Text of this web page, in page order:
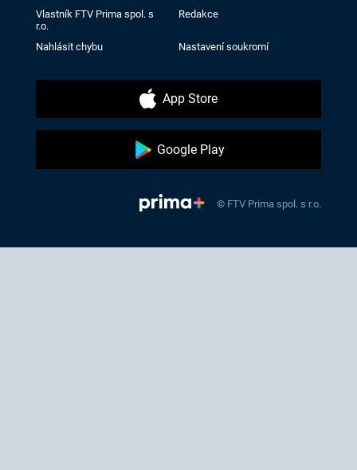
Vlastník FTV Prima spol. s
r.o.
Redakce
Nahlásit chybu Nastavení soukromí
App Store
Google Play
© FTV Prima spol. s r.o.